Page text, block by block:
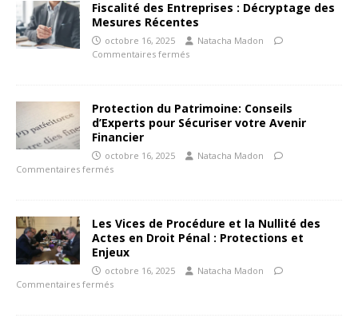
Fiscalité des Entreprises : Décryptage des
Mesures Récentes
octobre 16, 2025
Natacha Madon
Commentaires fermés
Protection du Patrimoine: Conseils
d’Experts pour Sécuriser votre Avenir
Financier
octobre 16, 2025
Natacha Madon
Commentaires fermés
Les Vices de Procédure et la Nullité des
Actes en Droit Pénal : Protections et
Enjeux
octobre 16, 2025
Natacha Madon
Commentaires fermés